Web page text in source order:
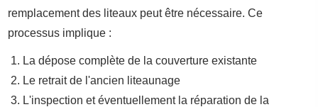
remplacement des liteaux peut être nécessaire. Ce
processus implique :
La dépose complète de la couverture existante
Le retrait de l'ancien liteaunage
L'inspection et éventuellement la réparation de la